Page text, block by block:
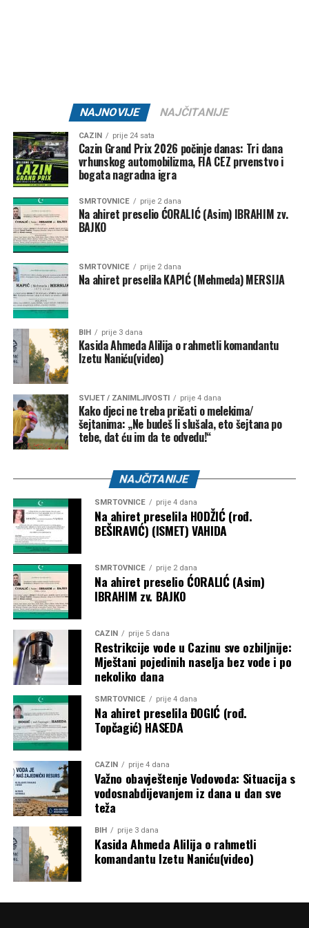
NAJNOVIJE NAJČITANIJE
CAZIN prije 24 sata
Cazin Grand Prix 2026 počinje danas: Tri dana
vrhunskog automobilizma, FIA CEZ prvenstvo i
bogata nagradna igra
SMRTOVNICE prije 2 dana
Na ahiret preselio ĆORALIĆ (Asim) IBRAHIM zv.
BAJKO
SMRTOVNICE prije 2 dana
Na ahiret preselila KAPIĆ (Mehmeda) MERSIJA
BIH prije 3 dana
Kasida Ahmeda Alilija o rahmetli komandantu
Izetu Naniću(video)
SVIJET / ZANIMLJIVOSTI prije 4 dana
Kako djeci ne treba pričati o melekima/
šejtanima: „Ne budeš li slušala, eto šejtana po
tebe, dat ću im da te odvedu!“
NAJČITANIJE
SMRTOVNICE prije 4 dana
Na ahiret preselila HODŽIĆ (rođ.
BEŠIRAVIĆ) (ISMET) VAHIDA
SMRTOVNICE prije 2 dana
Na ahiret preselio ĆORALIĆ (Asim)
IBRAHIM zv. BAJKO
CAZIN prije 5 dana
Restrikcije vode u Cazinu sve ozbiljnije:
Mještani pojedinih naselja bez vode i po
nekoliko dana
SMRTOVNICE prije 4 dana
Na ahiret preselila ĐOGIĆ (rođ.
Topčagić) HASEDA
CAZIN prije 4 dana
Važno obavještenje Vodovoda: Situacija s
vodosnabdijevanjem iz dana u dan sve
teža
BIH prije 3 dana
Kasida Ahmeda Alilija o rahmetli
komandantu Izetu Naniću(video)